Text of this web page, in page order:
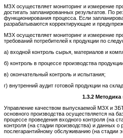
МЗХ осуществляет мониторинг и измерение
достигать запланированных результатов. По
функционирования процесса. Если
разрабатываются корректирующие и
МЗХ осуществляет мониторинг и измерение
требований потребителей к продукции по
а) входной контроль сырья, материалов и
б) контроль в процессе производства
в) окончательный контроль и испытания;
г) внутренний аудит готовой продукции на
1.3.2 Методика
Управление качеством выпускаемой МЗХ и ЗБТ
основного производства осуществляется на
процессе проведения входного контроля (на
контроля (на стадии производства) и данных
послегарантийному обслуживанию (на стадии